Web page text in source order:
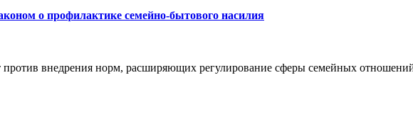
о профилактике семейно-бытового насилия
против внедрения норм, расширяющих регулирование сферы семейных